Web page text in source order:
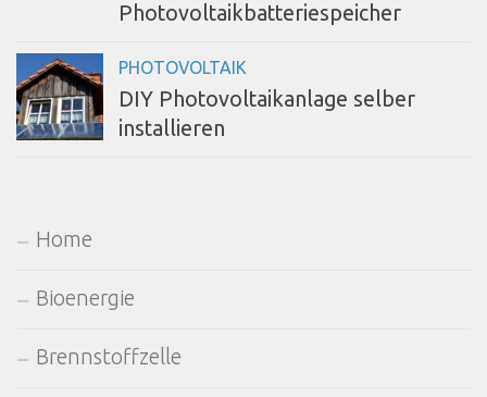
Photovoltaikbatteriespeicher
PHOTOVOLTAIK
DIY Photovoltaikanlage selber
installieren
Home
Bioenergie
Brennstoffzelle